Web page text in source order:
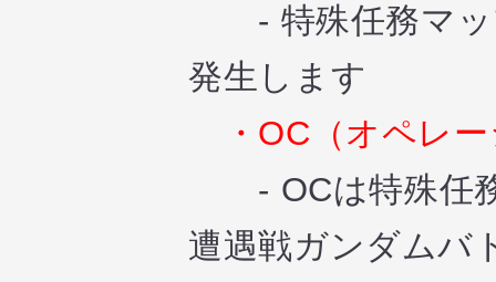
- 特殊任務マッ
発生します
・OC（オペレ
- OCは特殊任務
遭遇戦ガンダムバ